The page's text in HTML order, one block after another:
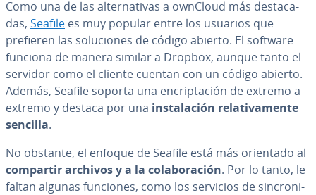
Como una de las al­te­r­na­ti­vas a ownCloud más de­s­ta­ca­
das, Seafile es muy popular entre los usuarios que
prefieren las so­lu­cio­nes de código abierto. El software
funciona de manera similar a Dropbox, aunque tanto el
servidor como el cliente cuentan con un código abierto.
Además, Seafile soporta una en­cri­p­ta­ción de extremo a
extremo y destaca por una in­s­ta­la­ción re­la­ti­va­me­n­te
sencilla.
No obstante, el enfoque de Seafile está más orientado al
compartir archivos y a la co­la­bo­ra­ción. Por lo tanto, le
faltan algunas funciones, como los servicios de si­n­cro­ni­